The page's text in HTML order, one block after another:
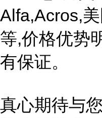
Alfa,Acros,
等,价格优势
有保证。
真心期待与